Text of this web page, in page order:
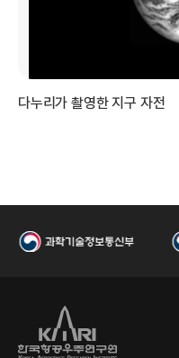
국
항
다누리가 촬영한 지구 자전